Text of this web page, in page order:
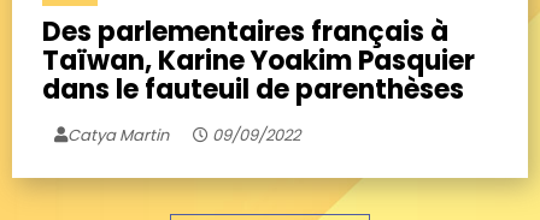
Des parlementaires français à
Taïwan, Karine Yoakim Pasquier
dans le fauteuil de parenthèses
Catya Martin 09/09/2022